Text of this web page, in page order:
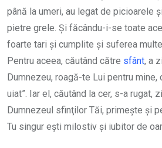
până la umeri, au legat de picioarele
pietre grele. Şi făcându-i-se toate
foarte tari şi cumplite şi suferea
Pentru aceea, căutând către sfânt, a
Dumnezeu, roagă-te Lui pentru
uiat”. Iar el, căutând la cer, s-a rugat,
Dumnezeul sfinţilor Tăi, primeşte şi
Tu singur eşti milostiv şi iubitor de